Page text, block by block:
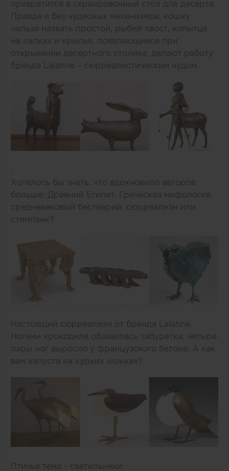
превратится в сервировочный стол для десерта.
Правда и без чудесных механизмов, кошку
нельзя назвать простой, рыбий хвост, копытца
на лапках и крылья, появляющиеся при
открывании десертного столика, делают работу
бренда Lalanne – сюрреалистическим чудом.
Хотелось бы знать, что вдохновило авторов
больше: Древний Египет, Греческая мифология,
средневековый бестиарий, сюрреализм или
стимпанк?
Настоящий сюрреализм от бренда Lalanne.
Ногами крокодила обзавелась табуретка, четыре
пары ног выросло у французского батона. А как
вам капуста на курьих ножках?
Птичья тема - светильники.